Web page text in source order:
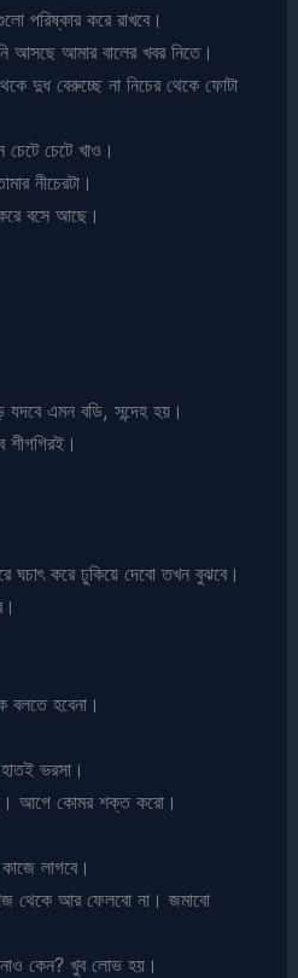
পরিষ্কার করে রাখবে।
আসছে আমার বালের খবর নিতে।
দুধ বেরুচ্ছে না নিচের থেকে ফোটা
চেটে খাও।
নীচেরটা।
বসে আছে।
এমন বডি, সন্দেহ হয়।
শীগগিরই।
ঘচাৎ করে ঢুকিয়ে দেবো তখন বুঝবে।
বলতে হবেনা।
ভরসা।
আগে কোমর শক্ত করো।
লাগবে।
থেকে আর ফেলবো না। জমাবো
কেন? খুব লোভ হয়।